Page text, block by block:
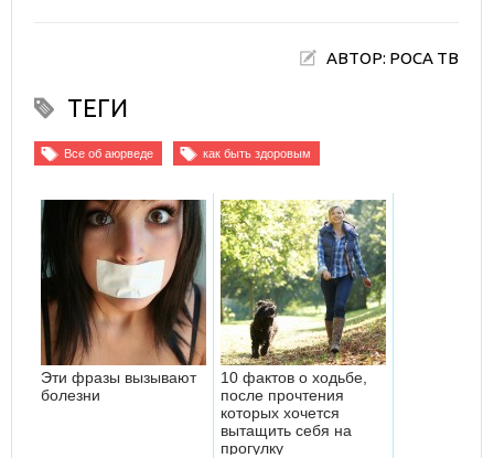
АВТОР: РОСА ТВ
ТЕГИ
Все об аюрведе как быть здоровым
Эти фразы вызывают
болезни
10 фактов о ходьбе,
после прочтения
которых хочется
вытащить себя на
прогулку